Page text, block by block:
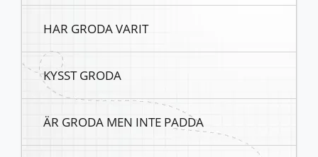
HAR GRODA VARIT
KYSST GRODA
ÄR GRODA MEN INTE PADDA